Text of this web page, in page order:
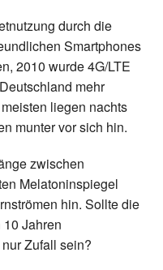
durch die
Smartphones
2010 wurde 4G/LTE
mehr
liegen nachts
munter vor sich hin.
zwischen
Melatoninspiegel
hin. Sollte die
Jahren
Zufall sein?